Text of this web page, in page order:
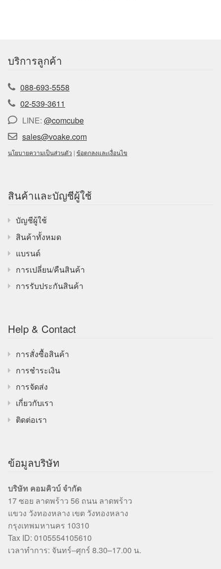
บริการลูกค้า
088-693-5558
02-539-3611
LINE: @comcube
sales@voake.com
นโยบายความเป็นส่วนตัว | ข้อตกลงและเงื่อนไข
สินค้าและบัญชีผู้ใช้
บัญชีผู้ใช้
สินค้าทั้งหมด
แบรนด์
การเปลี่ยน/คืนสินค้า
การรับประกันสินค้า
Help & Contact
การสั่งซื้อสินค้า
การชำระเงิน
การจัดส่ง
เกี่ยวกับเรา
ติดต่อเรา
ข้อมูลบริษัท
บริษัท คอมคิวบ์ จำกัด
17 ซอย ลาดพร้าว 56 ถนน ลาดพร้าว
แขวง วังทองหลาง เขต วังทองหลาง
กรุงเทพมหานคร 10310
Tax ID: 0105554105610
เวลาทำการ: จันทร์–ศุกร์ 8.30–17.00 น.